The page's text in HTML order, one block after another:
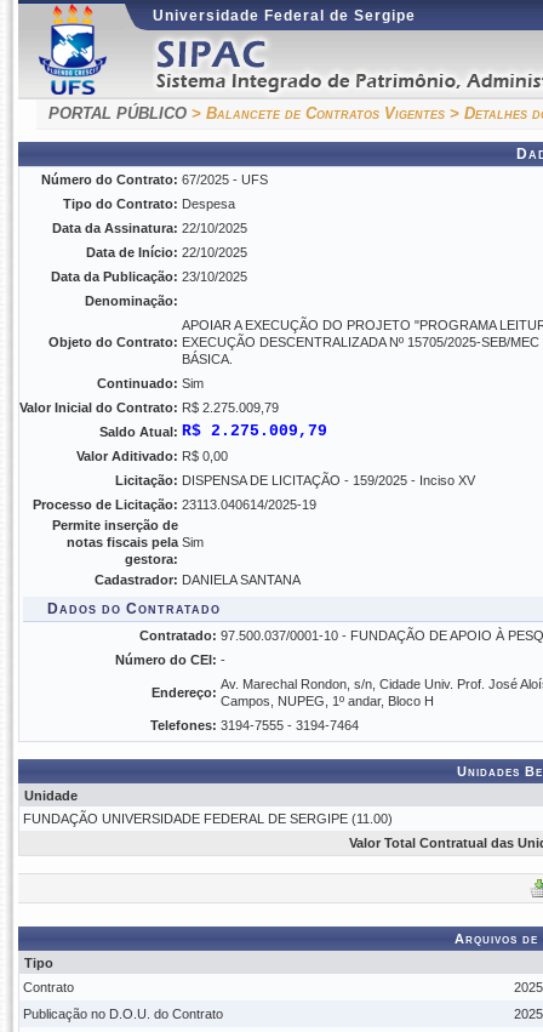
Universidade Federal de Sergipe
PORTAL PÚBLICO > Balancete de Contratos Vigentes > Detalhes
Número do Contrato: 67/2025 - UFS
Tipo do Contrato: Despesa
Data da Assinatura: 22/10/2025
Data de Início: 22/10/2025
Data da Publicação: 23/10/2025
Denominação:
Objeto do Contrato:
APOIAR A EXECUÇÃO DO PROJETO "PROGRAMA
EXECUÇÃO DESCENTRALIZADA Nº 15705/2025-SEB/
BÁSICA.
Continuado: Sim
Valor Inicial do Contrato: R$ 2.275.009,79
Saldo Atual: R$ 2.275.009,79
Valor Aditivado: R$ 0,00
Licitação: DISPENSA DE LICITAÇÃO - 159/2025 - Inciso XV
Processo de Licitação: 23113.040614/2025-19
Permite inserção de
notas fiscais pela
gestora:
Sim
Cadastrador: DANIELA SANTANA
Dados do Contratado
Contratado: 97.500.037/0001-10 - FUNDAÇÃO DE APOIO À
Número do CEI: -
Endereço:
Av. Marechal Rondon, s/n, Cidade Univ. Prof. José
Campos, NUPEG, 1º andar, Bloco H
Telefones: 3194-7555 - 3194-7464
Unidades
Unidade
FUNDAÇÃO UNIVERSIDADE FEDERAL DE SERGIPE (11.00)
Valor Total Contratual das
Arquivos
Tipo
Contrato
Publicação no D.O.U. do Contrato